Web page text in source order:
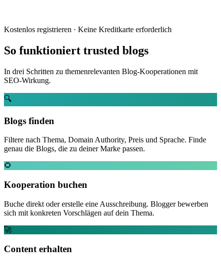
Kostenlos registrieren · Keine Kreditkarte erforderlich
So funktioniert trusted blogs
In drei Schritten zu themenrelevanten Blog-Kooperationen mit
SEO-Wirkung.
🔍
Blogs finden
Filtere nach Thema, Domain Authority, Preis und Sprache. Finde
genau die Blogs, die zu deiner Marke passen.
🌻
Kooperation buchen
Buche direkt oder erstelle eine Ausschreibung. Blogger bewerben
sich mit konkreten Vorschlägen auf dein Thema.
🚀
Content erhalten